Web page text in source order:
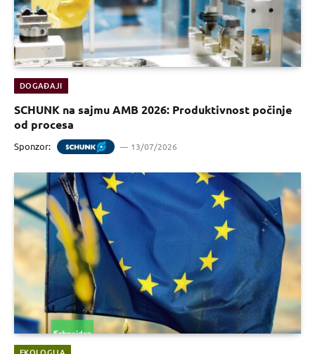
DOGAĐAJI
SCHUNK na sajmu AMB 2026: Produktivnost počinje
od procesa
Sponzor: 13/07/2026